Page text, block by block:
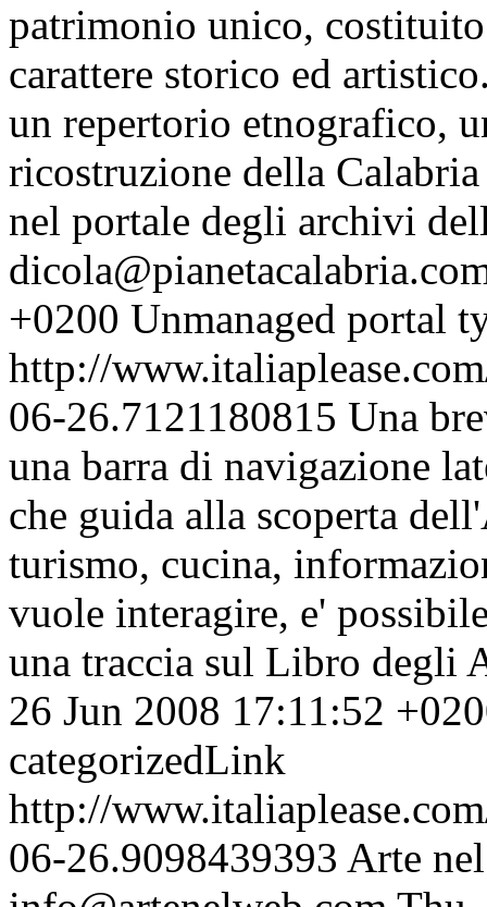
patrimonio unico,
carattere storico ed
un repertorio etnografico,
ricostruzione della
nel portale degli archivi
+0200 Unmanaged portal
http://
06-26.7121180815 Una
una barra di navigazione
che guida alla scoperta
turismo, cucina,
vuole interagire, e'
una traccia sul Libro degli
26 Jun 2008 17:11:52
categorizedLink
http://
06-26.9098439393 Arte